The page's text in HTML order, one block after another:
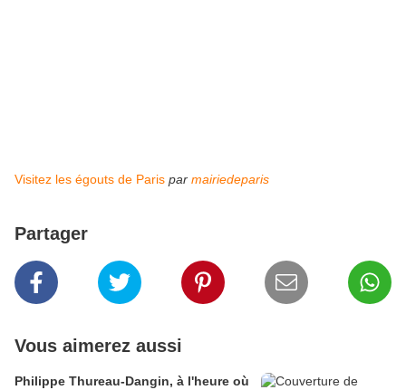
Visitez les égouts de Paris par mairiedeparis
Partager
Vous aimerez aussi
Philippe Thureau-Dangin, à l'heure où